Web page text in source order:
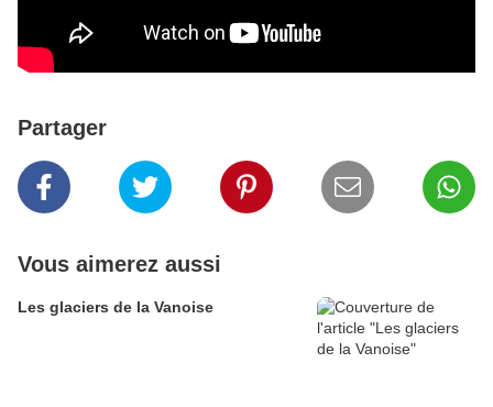
Partager
Vous aimerez aussi
Les glaciers de la Vanoise